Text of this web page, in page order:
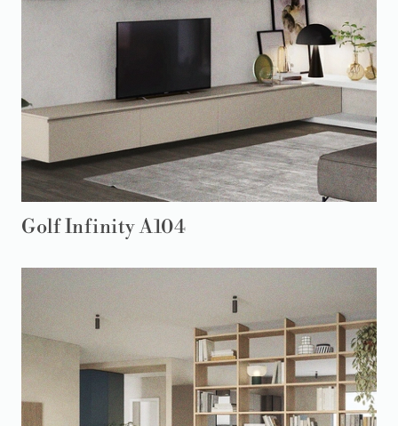
Golf Infinity A104